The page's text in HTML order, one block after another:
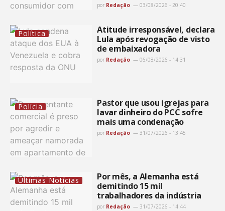
por Redação 03/08/2026 - 20:40
Política
Atitude irresponsável, declara
Lula após revogação de visto
de embaixadora
por Redação 06/08/2026 - 14:31
Polícia
Pastor que usou igrejas para
lavar dinheiro do PCC sofre
mais uma condenação
por Redação 31/07/2026 - 13:45
Últimas Notícias
Por mês, a Alemanha está
demitindo 15 mil
trabalhadores da indústria
por Redação 31/07/2026 - 14:44